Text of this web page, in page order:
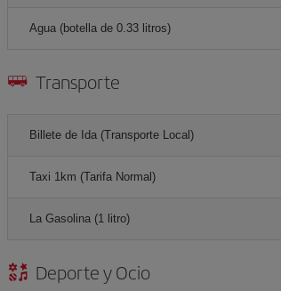
Agua (botella de 0.33 litros)
Transporte
Billete de Ida (Transporte Local)
Taxi 1km (Tarifa Normal)
La Gasolina (1 litro)
Deporte y Ocio